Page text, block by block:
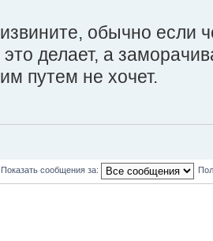
обычно если
делает, а
путем не хочет.
Показать сообщения за: